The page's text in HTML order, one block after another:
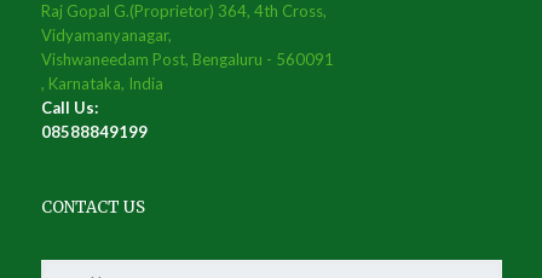
Raj Gopal G.(Proprietor) 364, 4th Cross,
Vidyamanyanagar,
Vishwaneedam Post, Bengaluru - 560091
, Karnataka, India
Call Us:
08588849199
CONTACT US